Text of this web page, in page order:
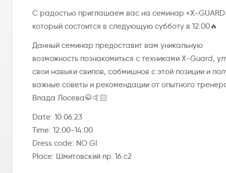
С радостью приглашаем вас на семинар «X-
который состоится в следующую субботу в 12:00🔥
Данный семинар предоставит вам уникальную
возможность познакомиться с техниками X-Guard,
свои навыки свипов, сабмишнов с этой позиции и
важные советы и рекомендации от опытного
Влада Лосева🥋🤙🏻
Date: 10.06.23
Time: 12:00-14:00
Dress code: NO GI
Place: Шмитовский пр. 16 с2